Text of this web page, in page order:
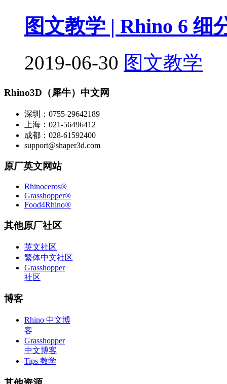
图文教学 | Rhino 6
2019-06-30 图文教学
Rhino3D（犀牛）中文网
深圳：0755-29642189
上海：021-56496412
成都：028-61592400
support@shaper3d.com
原厂英文网站
Rhinoceros®
Grasshopper®
Food4Rhino®
其他原厂社区
英文社区
繁体中文社区
Grasshopper
社区
博客
Rhino 中文博
客
Grasshopper
中文博客
Tips 教学